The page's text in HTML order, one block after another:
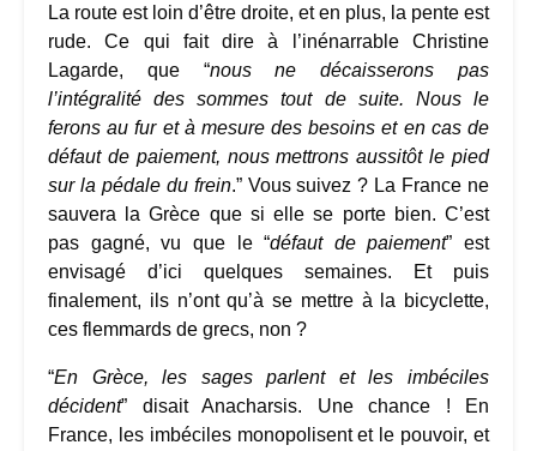
La route est loin d’être droite, et en plus, la pente est
rude. Ce qui fait dire à l’inénarrable Christine
Lagarde, que “nous ne décaisserons pas
l’intégralité des sommes tout de suite. Nous le
ferons au fur et à mesure des besoins et en cas de
défaut de paiement, nous mettrons aussitôt le pied
sur la pédale du frein.” Vous suivez ? La France ne
sauvera la Grèce que si elle se porte bien. C’est
pas gagné, vu que le “défaut de paiement” est
envisagé d’ici quelques semaines. Et puis
finalement, ils n’ont qu’à se mettre à la bicyclette,
ces flemmards de grecs, non ?
“En Grèce, les sages parlent et les imbéciles
décident” disait Anacharsis. Une chance ! En
France, les imbéciles monopolisent et le pouvoir, et